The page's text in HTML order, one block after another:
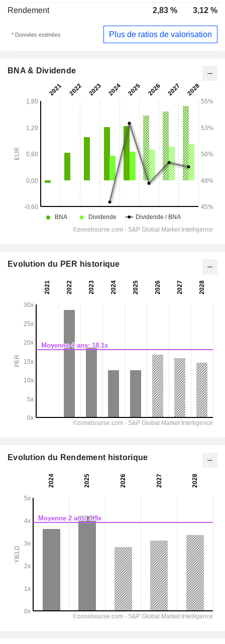
Rendement
2,83 % 3,12 %
* Données estimées Plus de ratios de valorisation
BNA & Dividende
Evolution du PER historique
Evolution du Rendement historique